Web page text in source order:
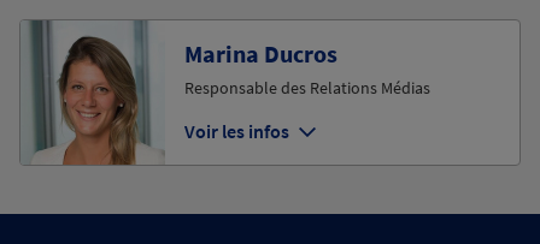
Marina Ducros
Responsable des Relations Médias
Voir les infos